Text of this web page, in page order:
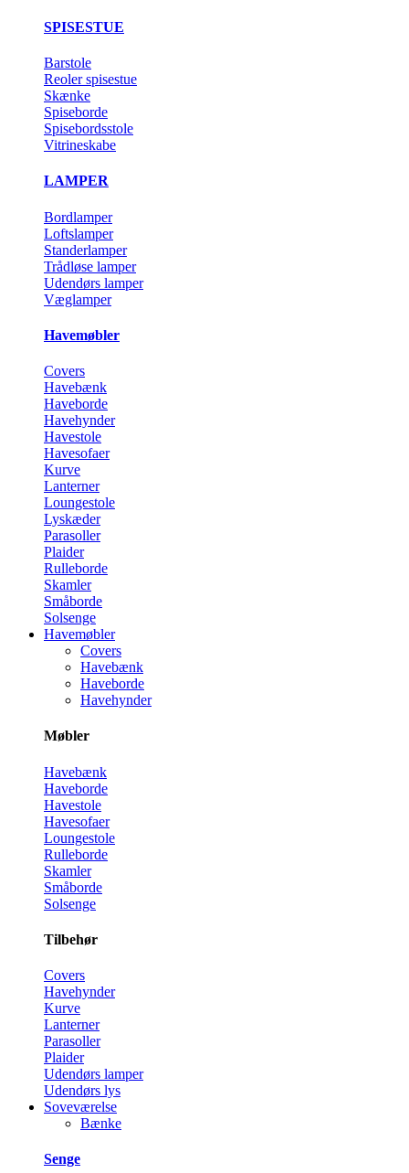
SPISESTUE
Barstole
Reoler spisestue
Skænke
Spiseborde
Spisebordsstole
Vitrineskabe
LAMPER
Bordlamper
Loftslamper
Standerlamper
Trådløse lamper
Udendørs lamper
Væglamper
Havemøbler
Covers
Havebænk
Haveborde
Havehynder
Havestole
Havesofaer
Kurve
Lanterner
Loungestole
Lyskæder
Parasoller
Plaider
Rulleborde
Skamler
Småborde
Solsenge
Havemøbler
Covers
Havebænk
Haveborde
Havehynder
Møbler
Havebænk
Haveborde
Havestole
Havesofaer
Loungestole
Rulleborde
Skamler
Småborde
Solsenge
Tilbehør
Covers
Havehynder
Kurve
Lanterner
Parasoller
Plaider
Udendørs lamper
Udendørs lys
Soveværelse
Bænke
Senge